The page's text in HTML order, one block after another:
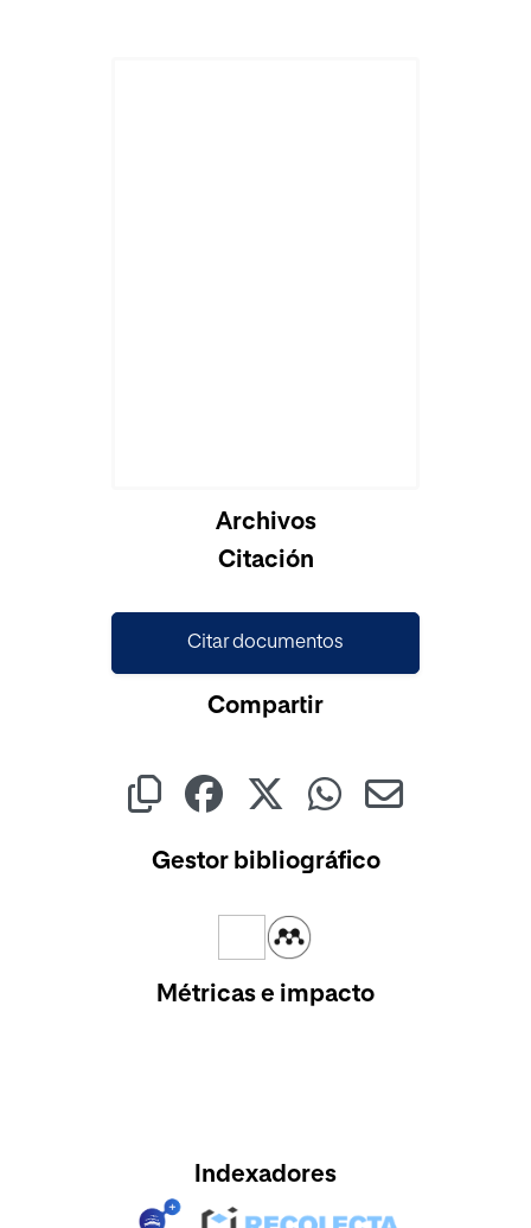
Archivos
Citación
Citar documentos
Compartir
Gestor bibliográfico
Métricas e impacto
Indexadores